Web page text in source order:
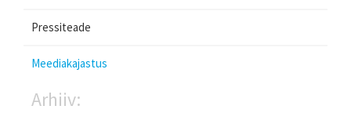
Pressiteade
Meediakajastus
Arhiiv: